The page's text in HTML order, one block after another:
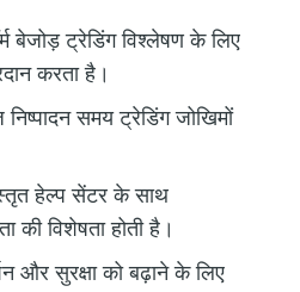
बेजोड़ ट्रेडिंग विश्लेषण के लिए
करता है।
समय ट्रेडिंग जोखिमों
हेल्प सेंटर के साथ
की विशेषता होती है।
और सुरक्षा को बढ़ाने के लिए